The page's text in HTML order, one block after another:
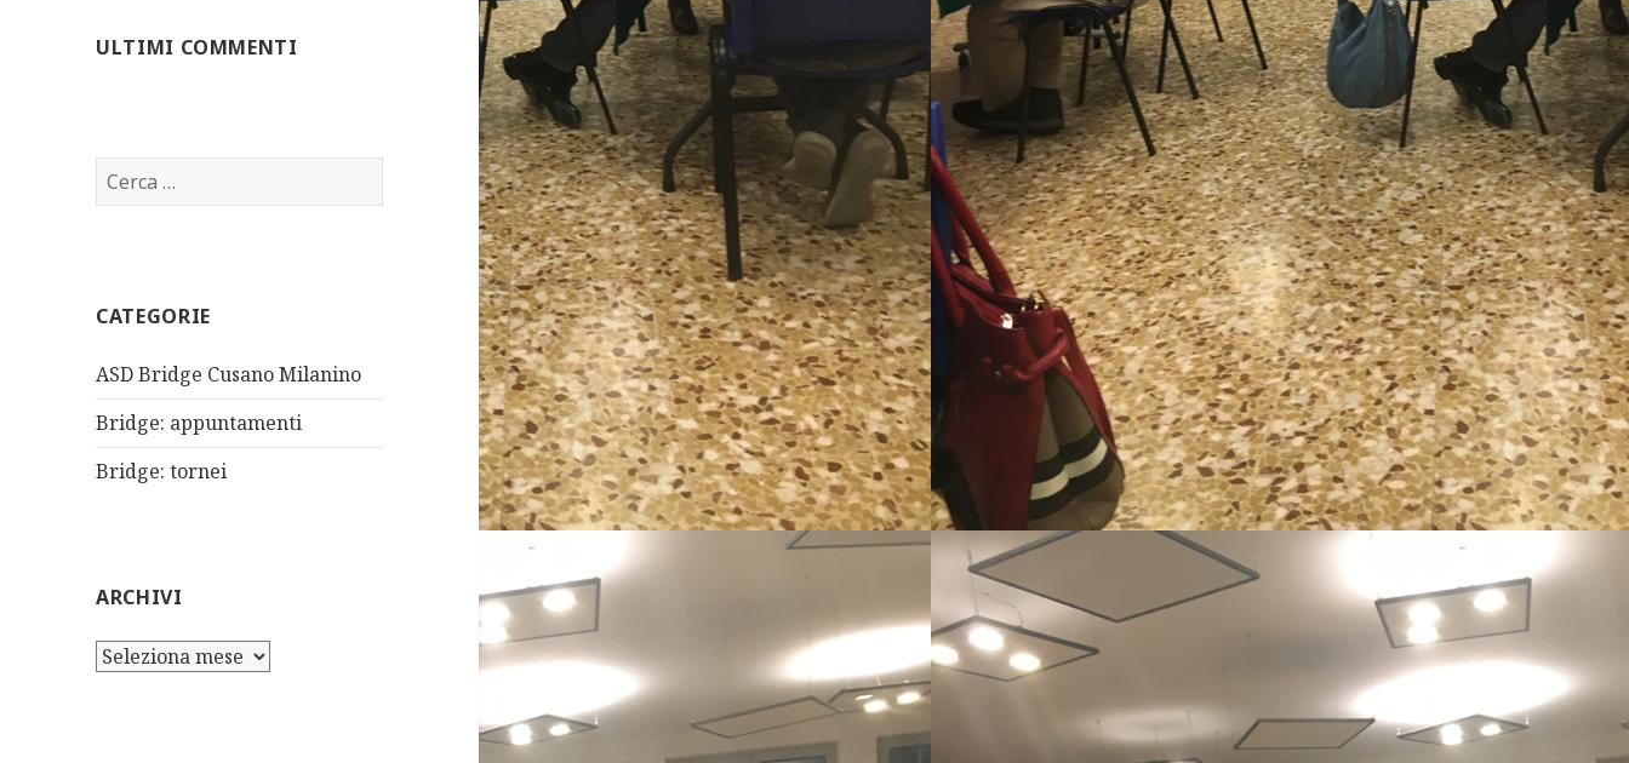
ULTIMI COMMENTI
Ricerca
per:
CATEGORIE
ASD Bridge Cusano Milanino
Bridge: appuntamenti
Bridge: tornei
ARCHIVI
Archivi